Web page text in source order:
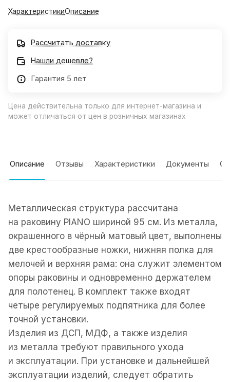
ХарактеристикиОписание
Рассчитать доставку
Нашли дешевле?
Гарантия 5 лет
Цена действительна только для интернет-магазина и
может отличаться от цен в розничных магазинах
Описание Отзывы Характеристики Документы
Металлическая структура рассчитана
на раковину PIANO шириной 95 см. Из металла,
окрашенного в чёрный матовый цвет, выполнены
две крестообразные ножки, нижняя полка для
мелочей и верхняя рама: она служит элементом
опоры раковины и одновременно держателем
для полотенец. В комплект также входят
четыре регулируемых подпятника для более
точной установки.
Изделия из ДСП, МДФ, а также изделия
из металла требуют правильного ухода
и эксплуатации. При установке и дальнейшей
эксплуатации изделий, следует обратить